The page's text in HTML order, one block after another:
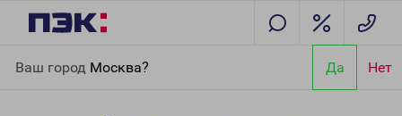
Ваш город Москва? Да Нет
н)